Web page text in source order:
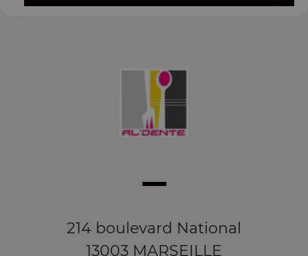
214 boulevard National
13003 MARSEILLE